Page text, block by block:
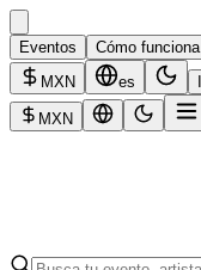
Eventos Cómo funciona
MXN
es
MXN